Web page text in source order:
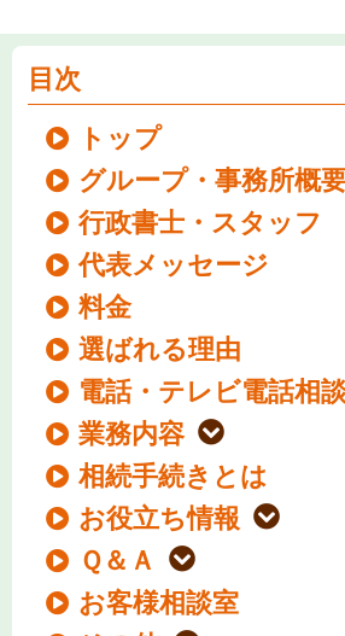
目次
トップ
グループ・事務所概
行政書士・スタッフ
代表メッセージ
料金
選ばれる理由
電話・テレビ電話相
業務内容
相続手続きとは
お役立ち情報
Ｑ＆Ａ
お客様相談室